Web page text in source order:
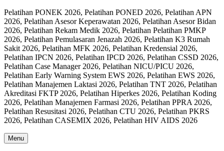
Pelatihan PONEK 2026, Pelatihan PONED 2026, Pelatihan APN
2026, Pelatihan Asesor Keperawatan 2026, Pelatihan Asesor Bidan
2026, Pelatihan Rekam Medik 2026, Pelatihan Pelatihan PMKP
2026, Pelatihan Pemulasaran Jenazah 2026, Pelatihan K3 Rumah
Sakit 2026, Pelatihan MFK 2026, Pelatihan Kredensial 2026,
Pelatihan IPCN 2026, Pelatihan IPCD 2026, Pelatihan CSSD 2026,
Pelatihan Case Manager 2026, Pelatihan NICU/PICU 2026,
Pelatihan Early Warning System EWS 2026, Pelatihan EWS 2026,
Pelatihan Manajemen Laktasi 2026, Pelatihan TNT 2026, Pelatihan
Akreditasi FKTP 2026, Pelatihan Hiperkes 2026, Pelatihan Koding
2026, Pelatihan Manajemen Farmasi 2026, Pelatihan PPRA 2026,
Pelatihan Resusitasi 2026, Pelatihan CTU 2026, Pelatihan PKRS
2026, Pelatihan CASEMIX 2026, Pelatihan HIV AIDS 2026
Menu